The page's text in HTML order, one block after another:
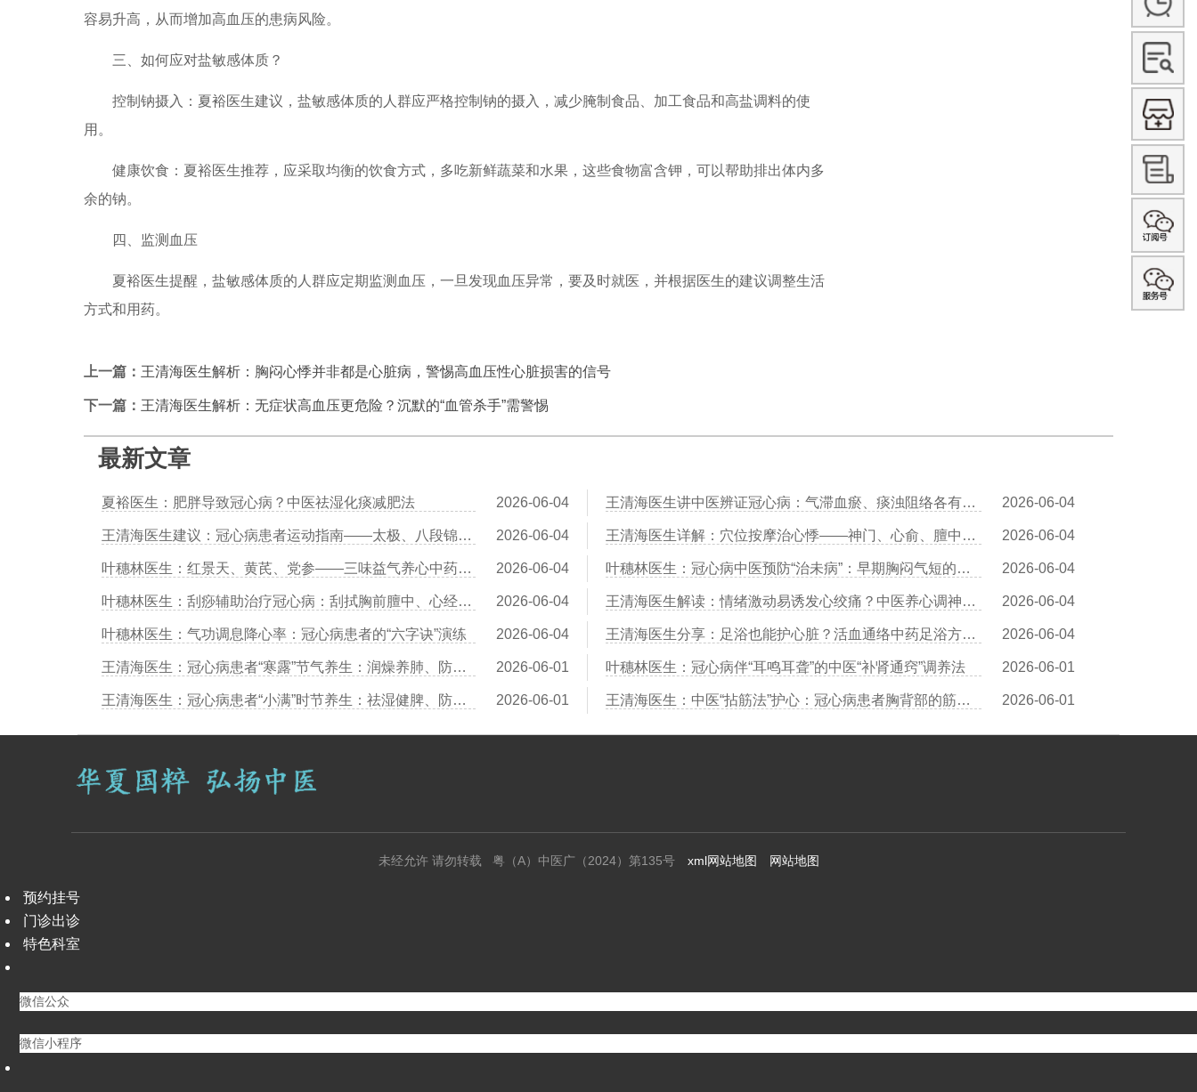
容易升高，从而增加高血压的患病风险。
三、如何应对盐敏感体质？
控制钠摄入：夏裕医生建议，盐敏感体质的人群应严格控制钠的摄入，减少腌制食品、加工食品和高盐调料的使
用。
健康饮食：夏裕医生推荐，应采取均衡的饮食方式，多吃新鲜蔬菜和水果，这些食物富含钾，可以帮助排出体内多
余的钠。
四、监测血压
夏裕医生提醒，盐敏感体质的人群应定期监测血压，一旦发现血压异常，要及时就医，并根据医生的建议调整生活
方式和用药。
上一篇： 王清海医生解析：胸闷心悸并非都是心脏病，警惕高血压性心脏损害的信号
下一篇： 王清海医生解析：无症状高血压更危险？沉默的“血管杀手”需警惕
最新文章
夏裕医生：肥胖导致冠心病？中医祛湿化痰减肥法 2026-06-04 王清海医生讲中医辨证冠心病：气滞血瘀、痰浊阻络各有调理方 2026-06-04
王清海医生建议：冠心病患者运动指南——太极、八段锦、散步哪个更安全 2026-06-04 王清海医生详解：穴位按摩治心悸——神门、心俞、膻中的操作详解 2026-06-04
叶穗林医生：红景天、黄芪、党参——三味益气养心中药比较 2026-06-04 叶穗林医生：冠心病中医预防“治未病”：早期胸闷气短的调养对策 2026-06-04
叶穗林医生：刮痧辅助治疗冠心病：刮拭胸前膻中、心经路线 2026-06-04 王清海医生解读：情绪激动易诱发心绞痛？中医养心调神有三个方法 2026-06-04
叶穗林医生：气功调息降心率：冠心病患者的“六字诀”演练 2026-06-04 王清海医生分享：足浴也能护心脏？活血通络中药足浴方推荐 2026-06-04
王清海医生：冠心病患者“寒露”节气养生：润燥养肺、防寒护心阳 2026-06-01 叶穗林医生：冠心病伴“耳鸣耳聋”的中医“补肾通窍”调养法 2026-06-01
王清海医生：冠心病患者“小满”时节养生：祛湿健脾、防湿热困心 2026-06-01 王清海医生：中医“拈筋法”护心：冠心病患者胸背部的筋结松解术 2026-06-01
未经允许 请勿转载 粤（A）中医广（2024）第135号 xml网站地图 网站地图
预约挂号
门诊出诊
特色科室
微信公众
微信小程序